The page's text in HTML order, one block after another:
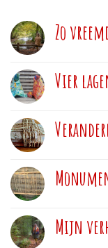
Zo
Vier
Mijn